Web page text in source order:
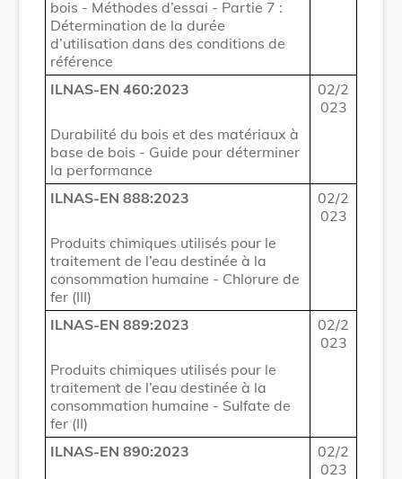
bois - Méthodes d’essai - Partie 7 :
Détermination de la durée
d’utilisation dans des conditions de
référence
ILNAS-EN 460:2023
02/2
023
Durabilité du bois et des matériaux à
base de bois - Guide pour déterminer
la performance
ILNAS-EN 888:2023
02/2
023
Produits chimiques utilisés pour le
traitement de l’eau destinée à la
consommation humaine - Chlorure de
fer (III)
ILNAS-EN 889:2023
02/2
023
Produits chimiques utilisés pour le
traitement de l’eau destinée à la
consommation humaine - Sulfate de
fer (II)
ILNAS-EN 890:2023
02/2
023